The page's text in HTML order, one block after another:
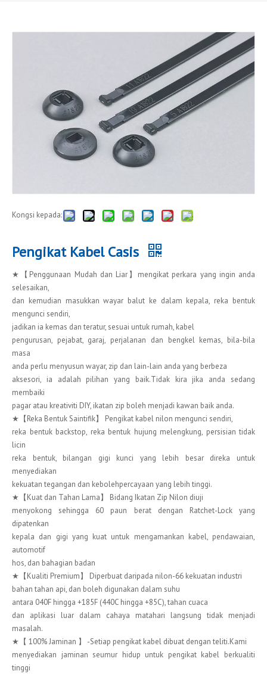
Kongsi kepada:
Pengikat Kabel Casis
★【Penggunaan Mudah dan Liar】mengikat perkara yang ingin anda
selesaikan,
dan kemudian masukkan wayar balut ke dalam kepala, reka bentuk
mengunci sendiri,
jadikan ia kemas dan teratur, sesuai untuk rumah, kabel
pengurusan, pejabat, garaj, perjalanan dan bengkel kemas, bila-bila
masa
anda perlu menyusun wayar, zip dan lain-lain anda yang berbeza
aksesori, ia adalah pilihan yang baik.Tidak kira jika anda sedang
membaiki
pagar atau kreativiti DIY, ikatan zip boleh menjadi kawan baik anda.
★【Reka Bentuk Saintifik】 Pengikat kabel nilon mengunci sendiri,
reka bentuk backstop, reka bentuk hujung melengkung, persisian tidak
licin
reka bentuk, bilangan gigi kunci yang lebih besar direka untuk
menyediakan
kekuatan tegangan dan kebolehpercayaan yang lebih tinggi.
★【Kuat dan Tahan Lama】 Bidang Ikatan Zip Nilon diuji
menyokong sehingga 60 paun berat dengan Ratchet-Lock yang
dipatenkan
kepala dan gigi yang kuat untuk mengamankan kabel, pendawaian,
automotif
hos, dan bahagian badan
★【Kualiti Premium】 Diperbuat daripada nilon-66 kekuatan industri
bahan tahan api, dan boleh digunakan dalam suhu
antara 040F hingga +185F (440C hingga +85C), tahan cuaca
dan aplikasi luar dalam cahaya matahari langsung tidak menjadi
masalah.
★【 100% Jaminan 】 -Setiap pengikat kabel dibuat dengan teliti.Kami
menyediakan jaminan seumur hidup untuk pengikat kabel berkualiti
tinggi